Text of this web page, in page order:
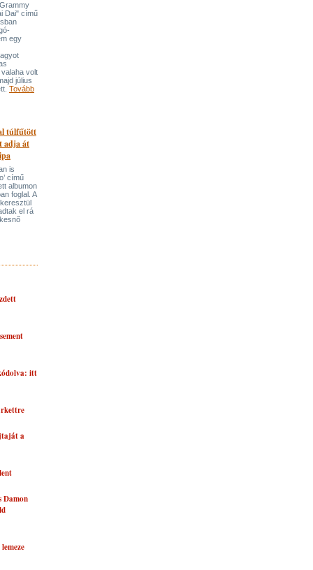
Dai" című
egy
volt
július
Tovább
túlfűtött
adja át
is
című
albumon
foglal. A
el rá
itt
a
Damon